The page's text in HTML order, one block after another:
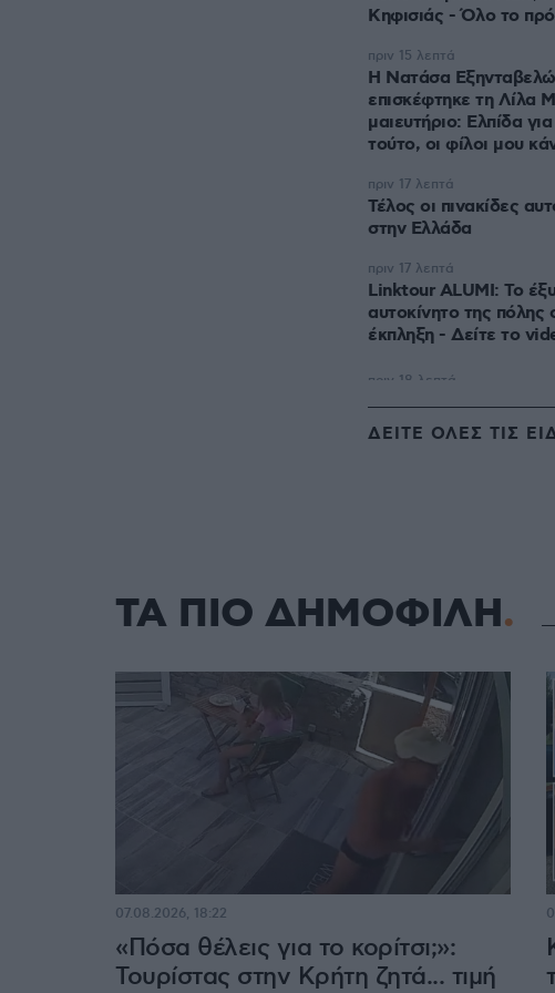
Κηφισιάς - Όλο το
Η Νατάσα
επισκέφτηκε τη Λίλα
μαιευτήριο: Ελπίδα
τούτο, οι φίλοι μου
πριν 15 λεπτά
Τέλος οι πινακίδες
στην Ελλάδα
πριν 17 λεπτά
Linktour ALUMI: Το
αυτοκίνητο της πόλης
έκπληξη - Δείτε το
πριν 17 λεπτά
ΔΕΙΤΕ ΟΛΕΣ ΤΙΣ
ΤΑ ΠΙΟ ΔΗΜΟΦΙΛΗ
«Πόσα θέλεις για το κορίτσι;»:
Τουρίστας στην Κρήτη ζητά... τιμή
07.08.2026, 18:22